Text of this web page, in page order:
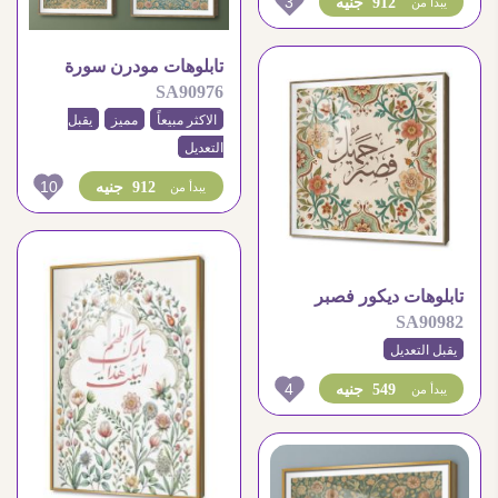
تابلوهات ديكور فصبر
جميل – مزخرف بالزهور
SA90982
يقبل التعديل
549 جنيه يبدأ من 4
تابلوهات مودرن سورة
الفلق – سورة الناس
SA90976
الاكثر مبيعاً مميز
يقبل
التعديل
912 جنيه يبدأ من 10